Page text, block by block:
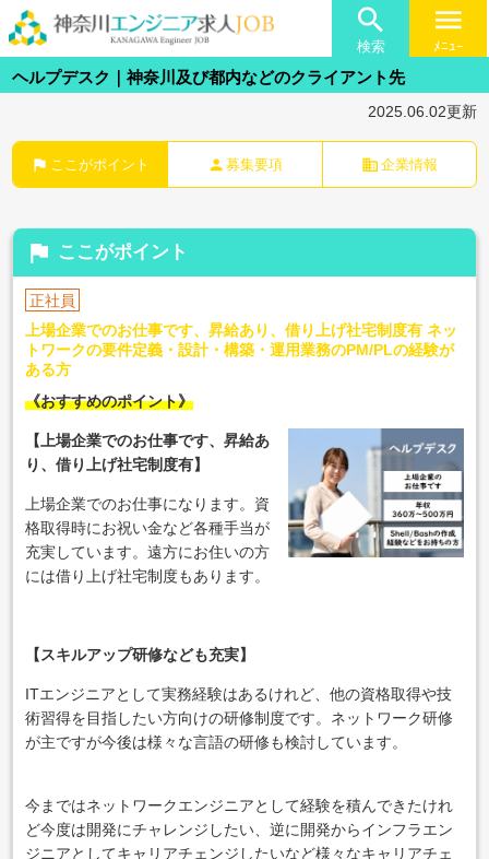

検索
menu
ﾒﾆｭｰ
ヘルプデスク｜神奈川及び都内などのクライアント先
2025.06.02更新
flag ここがポイント person 募集要項 business 企業情報
flag ここがポイント
正社員
上場企業でのお仕事です、昇給あり、借り上げ社宅制度有 ネッ
トワークの要件定義・設計・構築・運用業務のPM/PLの経験が
ある方
《おすすめのポイント》
【上場企業でのお仕事です、昇給あ
り、借り上げ社宅制度有】
上場企業でのお仕事になります。資
格取得時にお祝い金など各種手当が
充実しています。遠方にお住いの方
には借り上げ社宅制度もあります。
【スキルアップ研修なども充実】
ITエンジニアとして実務経験はあるけれど、他の資格取得や技
術習得を目指したい方向けの研修制度です。ネットワーク研修
が主ですが今後は様々な言語の研修も検討しています。
今まではネットワークエンジニアとして経験を積んできたけれ
ど今度は開発にチャレンジしたい、逆に開発からインフラエン
ジニアとしてキャリアチェンジしたいなど様々なキャリアチェ